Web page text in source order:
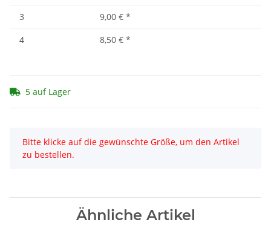
3
9,00 € *
4
8,50 € *
5 auf Lager
x
Bitte klicke auf die gewünschte Größe, um den Artikel
zu bestellen.
Ähnliche Artikel